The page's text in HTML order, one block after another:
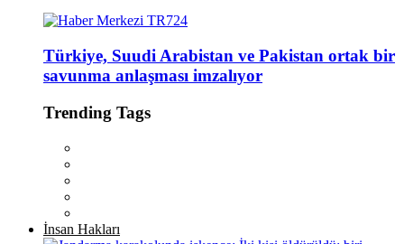
Türkiye, Suudi Arabistan ve Pakistan ortak bir
savunma anlaşması imzalıyor
Trending Tags
İnsan Hakları